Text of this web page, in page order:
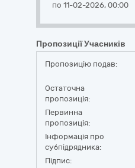
по 11-02-2026, 00:00
Пропозиції Учасників
Пропозицію подав:
Остаточна
пропозиція:
Первинна
пропозиція:
Інформація про
субпідрядника:
Підпис: